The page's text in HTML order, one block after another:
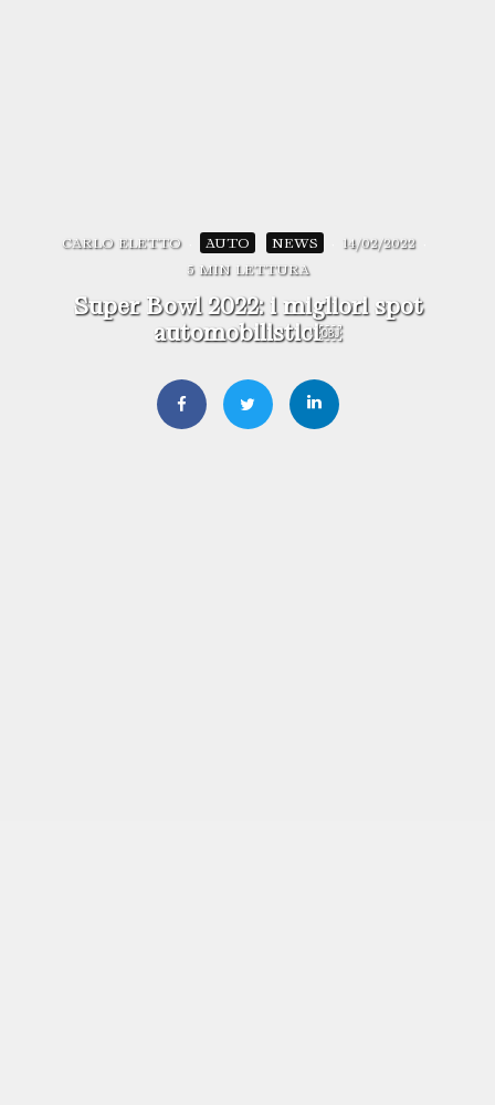
CARLO ELETTO AUTO NEWS 14/02/2022
5 MIN LETTURA
Super Bowl 2022: i migliori spot
automobilistici￼